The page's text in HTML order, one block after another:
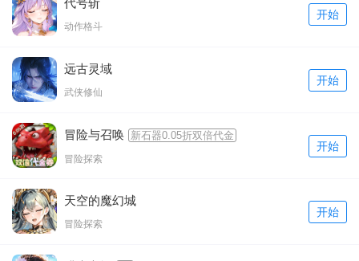
代号斩
动作格斗
开始
远古灵域
武侠修仙
开始
冒险与召唤 新石器0.05折双倍代金
冒险探索
开始
天空的魔幻城
冒险探索
开始